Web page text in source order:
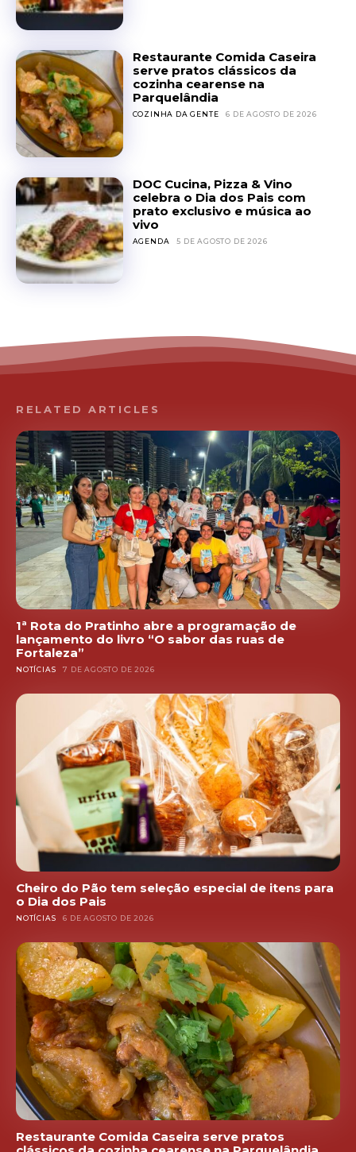
Restaurante Comida Caseira
serve pratos clássicos da
cozinha cearense na
Parquelândia
COZINHA DA GENTE 6 DE AGOSTO DE 2026
DOC Cucina, Pizza & Vino
celebra o Dia dos Pais com
prato exclusivo e música ao
vivo
AGENDA 5 DE AGOSTO DE 2026
RELATED ARTICLES
1ª Rota do Pratinho abre a programação de
lançamento do livro “O sabor das ruas de
Fortaleza”
NOTÍCIAS 7 DE AGOSTO DE 2026
Cheiro do Pão tem seleção especial de itens para
o Dia dos Pais
NOTÍCIAS 6 DE AGOSTO DE 2026
Restaurante Comida Caseira serve pratos